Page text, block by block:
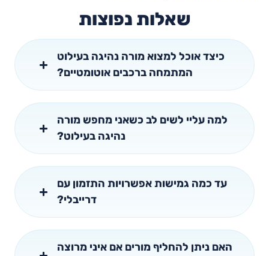
שאלות נפוצות
כיצד אוכל למצוא מורה נהיגה בעילוט
המתמחה ברכבים אוטומטיים?
למה עליי לשים לב כשאני מחפש מורה
נהיגה בעילוט?
עד כמה גמישות אפשרויות התזמון עם
דרייבלי?
האם ניתן להחליף מורים אם איני מרוצה